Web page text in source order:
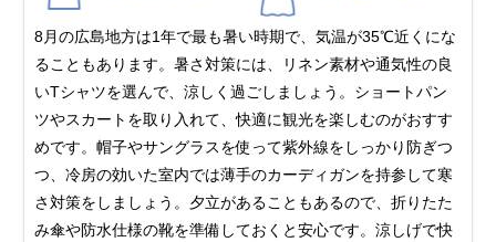
8月の広島地方は1年で最も暑い時期で、気温が35℃近くにな
ることもあります。暑さ対策には、リネン素材や通気性の良
いTシャツを選んで、涼しく過ごしましょう。ショートパン
ツやスカートを取り入れて、快適に観光を楽しむのがおすす
めです。帽子やサングラスを使って紫外線をしっかり防ぎつ
つ、冷房の効いた室内では薄手のカーディガンを持参して寒
さ対策をしましょう。夕立があることもあるので、折りたた
み傘や防水仕様の靴を準備しておくと安心です。涼しげで快